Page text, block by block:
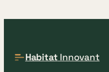
Habitat Innovant